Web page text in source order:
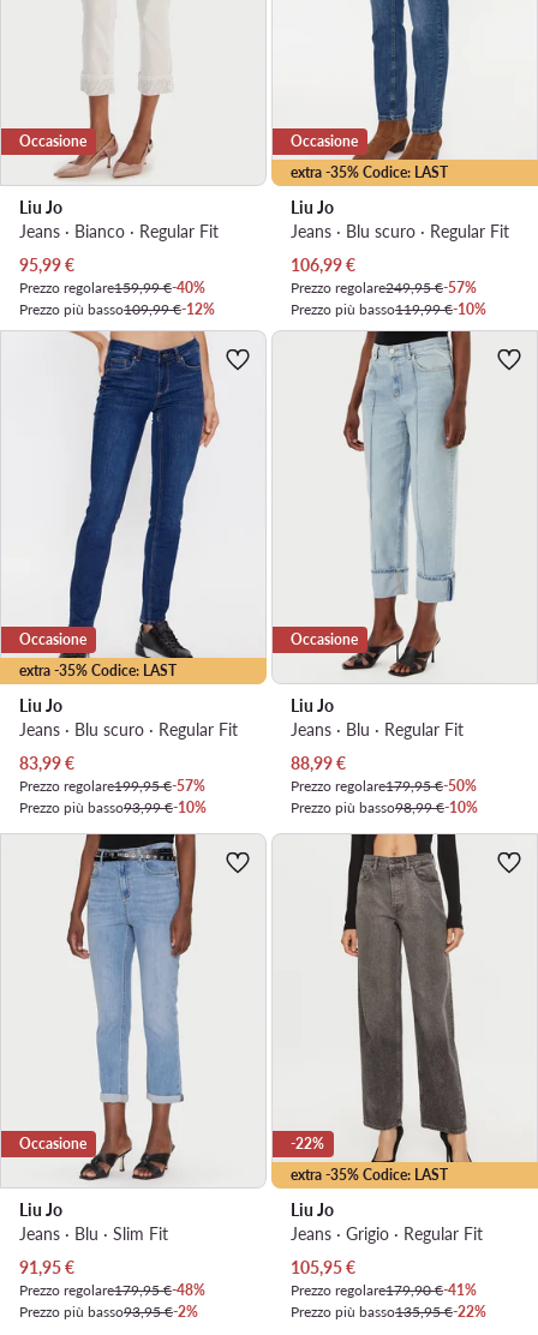
Occasione
Liu Jo
Jeans · Bianco · Regular Fit
Prezzo attuale
95,99€
Prezzo regolare159,99 €-40%
Prezzo più basso109,99 €-12%
extra -35% Codice: LAST
Occasione
Liu Jo
Jeans · Blu scuro · Regular Fit
Prezzo attuale
106,99€
Prezzo regolare249,95 €-57%
Prezzo più basso119,99 €-10%
extra -35% Codice: LAST
Occasione
Liu Jo
Jeans · Blu scuro · Regular Fit
Prezzo attuale
83,99€
Prezzo regolare199,95 €-57%
Prezzo più basso93,99 €-10%
Occasione
Liu Jo
Jeans · Blu · Regular Fit
Prezzo attuale
88,99€
Prezzo regolare179,95 €-50%
Prezzo più basso98,99 €-10%
Occasione
Liu Jo
Jeans · Blu · Slim Fit
Prezzo attuale
91,95€
Prezzo regolare179,95 €-48%
Prezzo più basso93,95 €-2%
extra -35% Codice: LAST
-22%
Liu Jo
Jeans · Grigio · Regular Fit
Prezzo attuale
105,95€
Prezzo regolare179,90 €-41%
Prezzo più basso135,95 €-22%